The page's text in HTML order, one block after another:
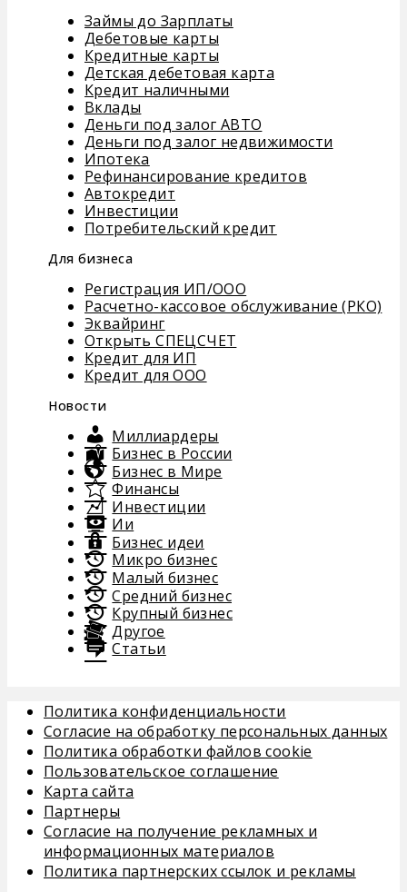
Займы до Зарплаты
Дебетовые карты
Кредитные карты
Детская дебетовая карта
Кредит наличными
Вклады
Деньги под залог АВТО
Деньги под залог недвижимости
Ипотека
Рефинансирование кредитов
Автокредит
Инвестиции
Потребительский кредит
Для бизнеса
Регистрация ИП/ООО
Расчетно-кассовое обслуживание (РКО)
Эквайринг
Открыть СПЕЦСЧЕТ
Кредит для ИП
Кредит для ООО
Новости
Миллиардеры
Бизнес в России
Бизнес в Мире
Финансы
Инвестиции
Ии
Бизнес идеи
Микро бизнес
Малый бизнес
Средний бизнес
Крупный бизнес
Другое
Статьи
Политика конфиденциальности
Согласие на обработку персональных данных
Политика обработки файлов cookie
Пользовательское соглашение
Карта сайта
Партнеры
Согласие на получение рекламных и
информационных материалов
Политика партнерских ссылок и рекламы